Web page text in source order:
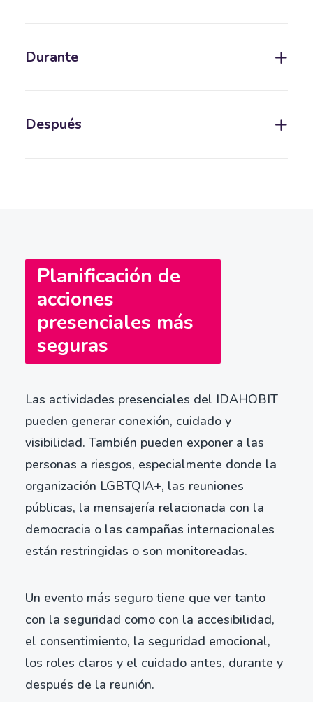
Durante
Después
Planificación de
acciones
presenciales más
seguras
Las actividades presenciales del IDAHOBIT
pueden generar conexión, cuidado y
visibilidad. También pueden exponer a las
personas a riesgos, especialmente donde la
organización LGBTQIA+, las reuniones
públicas, la mensajería relacionada con la
democracia o las campañas internacionales
están restringidas o son monitoreadas.
Un evento más seguro tiene que ver tanto
con la seguridad como con la accesibilidad,
el consentimiento, la seguridad emocional,
los roles claros y el cuidado antes, durante y
después de la reunión.